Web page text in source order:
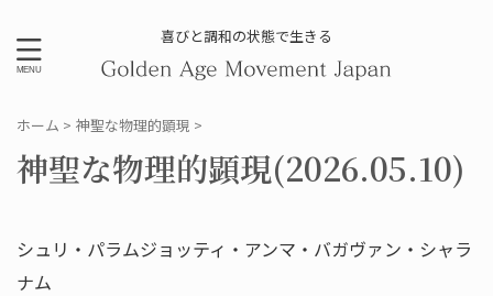
喜びと調和の状態で生きる
ホーム > 神聖な物理的顕現 >
神聖な物理的顕現(2026.05.10)
シュリ・パラムジョッティ・アンマ・バガヴァン・シャラ
ナム